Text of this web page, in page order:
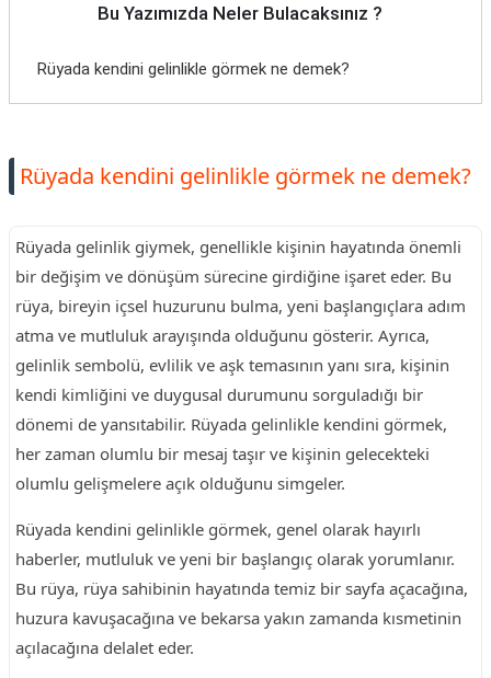
Bu Yazımızda Neler Bulacaksınız ?
Rüyada kendini gelinlikle görmek ne demek?
Rüyada kendini gelinlikle görmek ne demek?
Rüyada gelinlik giymek, genellikle kişinin hayatında önemli
bir değişim ve dönüşüm sürecine girdiğine işaret eder. Bu
rüya, bireyin içsel huzurunu bulma, yeni başlangıçlara adım
atma ve mutluluk arayışında olduğunu gösterir. Ayrıca,
gelinlik sembolü, evlilik ve aşk temasının yanı sıra, kişinin
kendi kimliğini ve duygusal durumunu sorguladığı bir
dönemi de yansıtabilir. Rüyada gelinlikle kendini görmek,
her zaman olumlu bir mesaj taşır ve kişinin gelecekteki
olumlu gelişmelere açık olduğunu simgeler.
Rüyada kendini gelinlikle görmek, genel olarak hayırlı
haberler, mutluluk ve yeni bir başlangıç olarak yorumlanır.
Bu rüya, rüya sahibinin hayatında temiz bir sayfa açacağına,
huzura kavuşacağına ve bekarsa yakın zamanda kısmetinin
açılacağına delalet eder.